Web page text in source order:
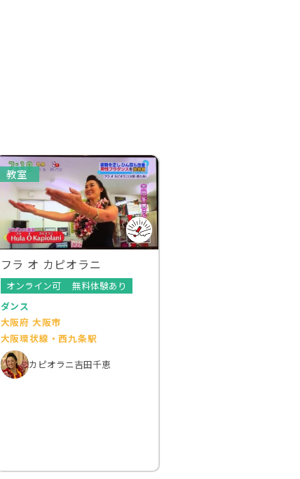
教室
フラ オ カピオラニ
オンライン可
無料体験あり
ダンス
大阪府 大阪市
大阪環状線・西九条駅
カピオラニ吉田千恵